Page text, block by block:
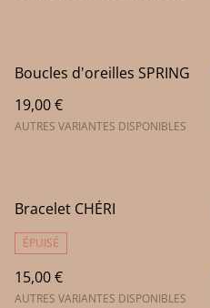
Boucles d'oreilles SPRING
19,00 €
AUTRES VARIANTES DISPONIBLES
Bracelet CHÉRI
ÉPUISÉ
15,00 €
AUTRES VARIANTES DISPONIBLES